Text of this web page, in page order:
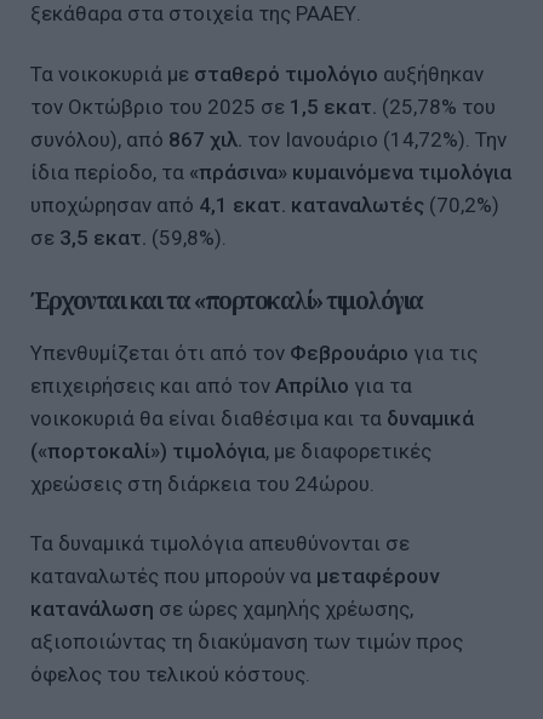
ξεκάθαρα στα στοιχεία της ΡΑΑΕΥ.
Τα νοικοκυριά με σταθερό τιμολόγιο αυξήθηκαν
τον Οκτώβριο του 2025 σε 1,5 εκατ. (25,78% του
συνόλου), από 867 χιλ. τον Ιανουάριο (14,72%). Την
ίδια περίοδο, τα «πράσινα» κυμαινόμενα τιμολόγια
υποχώρησαν από 4,1 εκατ. καταναλωτές (70,2%)
σε 3,5 εκατ. (59,8%).
Έρχονται και τα «πορτοκαλί» τιμολόγια
Υπενθυμίζεται ότι από τον Φεβρουάριο για τις
επιχειρήσεις και από τον Απρίλιο για τα
νοικοκυριά θα είναι διαθέσιμα και τα δυναμικά
(«πορτοκαλί») τιμολόγια, με διαφορετικές
χρεώσεις στη διάρκεια του 24ώρου.
Τα δυναμικά τιμολόγια απευθύνονται σε
καταναλωτές που μπορούν να μεταφέρουν
κατανάλωση σε ώρες χαμηλής χρέωσης,
αξιοποιώντας τη διακύμανση των τιμών προς
όφελος του τελικού κόστους.